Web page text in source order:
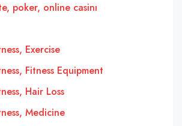
poker, online casinı
Exercise
Fitness Equipment
Hair Loss
Medicine